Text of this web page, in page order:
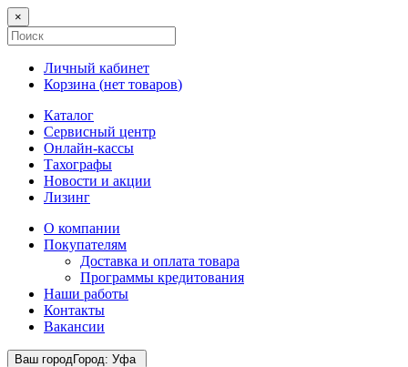
×
Личный кабинет
Корзина (нет товаров)
Каталог
Сервисный центр
Онлайн-кассы
Тахографы
Новости и акции
Лизинг
О компании
Покупателям
Доставка и оплата товара
Программы кредитования
Наши работы
Контакты
Вакансии
Ваш городГород: Уфа